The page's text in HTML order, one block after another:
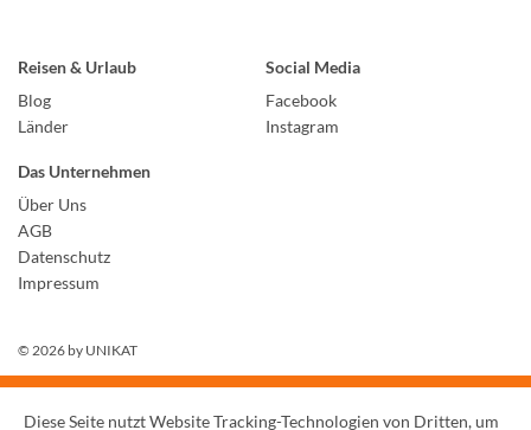
Reisen & Urlaub
Blog
Länder
Social Media
Facebook
Instagram
Das Unternehmen
Über Uns
AGB
Datenschutz
Impressum
© 2026 by UNIKAT
Diese Seite nutzt Website Tracking-Technologien von Dritten, um